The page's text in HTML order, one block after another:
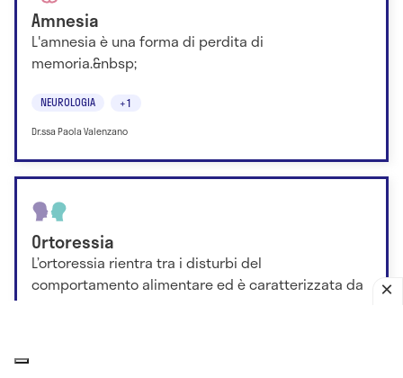
Amnesia
L'amnesia è una forma di perdita di
memoria.&nbsp;
NEUROLOGIA +1
Dr.ssa Paola Valenzano
Ortoressia
L’ortoressia rientra tra i disturbi del
comportamento alimentare ed è caratterizzata da